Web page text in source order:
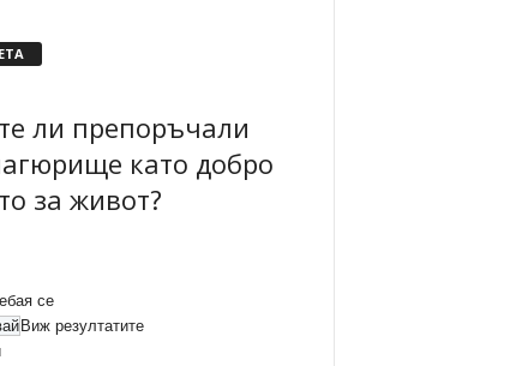
ли препоръчали
като добро
за живот?
се
Виж резултатите